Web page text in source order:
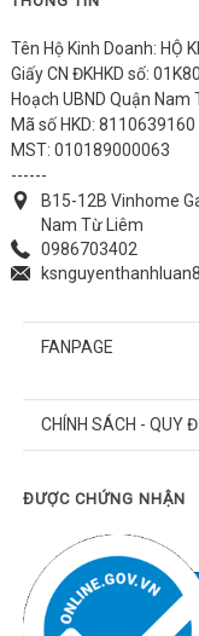
Tên Hộ Kinh Doanh: HỘ
Giấy CN ĐKHKD số:
Hoạch UBND Quận
Mã số HKD: 8110639160
MST: 010189000063
------
B15-12B Vinhome
Nam Từ Liêm
0986703402
FANPAGE
CHÍNH SÁCH - QUY
ĐƯỢC CHỨNG NHẬN